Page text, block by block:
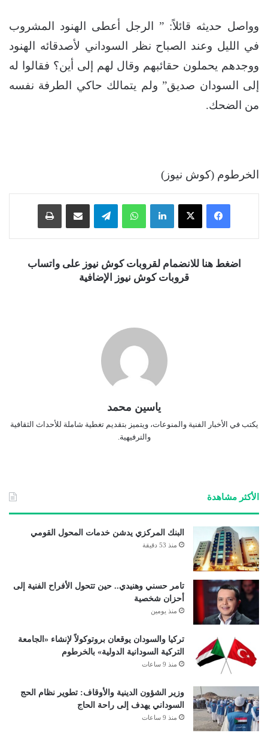
وواصل حديثه قائلاً: ” الرجل أعطى الهنود المشروب
في الليل وعند الصباح نظر السوداني لأصدقائه الهنود
ووجدهم يحملون حقائبهم وقال لهم إلى أين؟ فقالوا له
إلى السودان صديق” ولم يتمالك حاكي الطرفة نفسه
من الضحك.
الخرطوم (كوش نيوز)
فيسبوك ‫X لينكدإن واتساب تيلقرام
اضغط هنا للانضمام لقروبات كوش نيوز على واتساب
قروبات كوش نيوز الإضافية
ياسين محمد
يكتب في الأخبار الفنية والمنوعات، ويتميز بتقديم تغطية شاملة للأحداث الثقافية
والترفيهية.
الأكثر مشاهدة
البنك المركزي يدشن خدمات المحول القومي
منذ 53 دقيقة
تامر حسني وهنيدي.. حين تتحول الأفراح الفنية إلى
أحزان شخصية
منذ يومين
تركيا والسودان يوقعان بروتوكولاً لإنشاء «الجامعة
التركية السودانية الدولية» بالخرطوم
منذ 9 ساعات
وزير الشؤون الدينية والأوقاف: تطوير نظام الحج
السوداني يهدف إلى راحة الحاج
منذ 9 ساعات